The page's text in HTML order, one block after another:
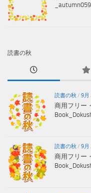
_autumn059
読書の秋
読書の秋 / 9月
商用フリー
読書の秋 / 9月
商用フリー